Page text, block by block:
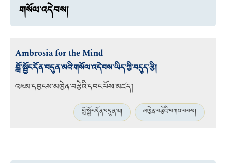
གསོལ་འདེབས།
Ambrosia for the Mind
བློ་སྦྱོང་དོན་བདུན་མའི་གསོལ་འདེབས་ཡིད་ཀྱི་བདུད་རྩི།
འཇམ་དབྱངས་མཁྱེན་བརྩེའི་དབང་པོས་མཛད།
བློ་སྦྱོང་དོན་བདུན་མ། མཁྱེན་བརྩེའི་བཀའ་བབས།